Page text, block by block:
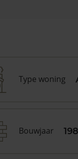
Type woning
Bouwjaar